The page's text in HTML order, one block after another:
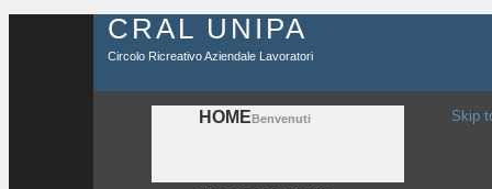
CRAL UNIPA
Circolo Ricreativo Aziendale Lavoratori
HOMEBenvenuti Skip